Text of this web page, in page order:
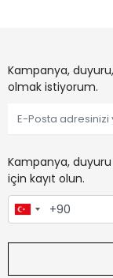
Kampanya,
olmak istiyorum.
Kampanya,
için kayıt olun.